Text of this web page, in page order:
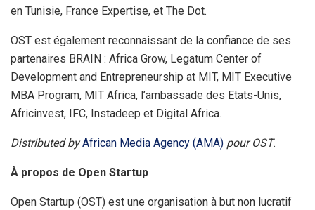
en Tunisie, France Expertise, et The Dot.
OST est également reconnaissant de la confiance de ses
partenaires BRAIN : Africa Grow, Legatum Center of
Development and Entrepreneurship at MIT, MIT Executive
MBA Program, MIT Africa, l’ambassade des Etats-Unis,
Africinvest, IFC, Instadeep et Digital Africa.
Distributed byAfrican Media Agency (AMA) pour OST.
À propos de Open Startup
Open Startup (OST) est une organisation à but non lucratif